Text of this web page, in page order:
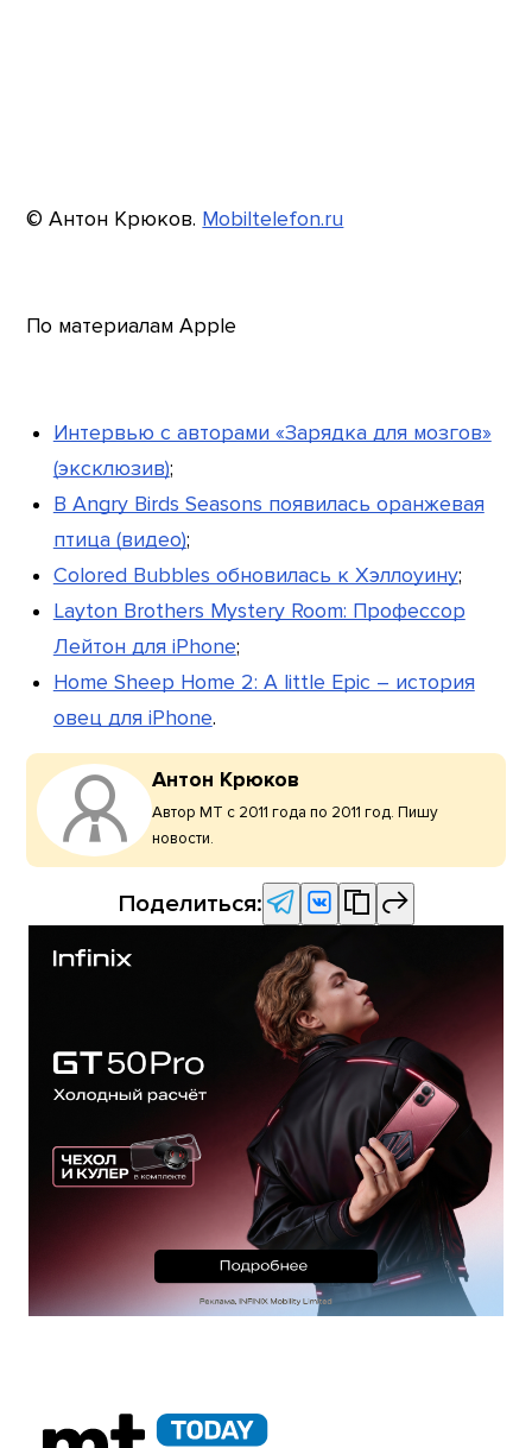
© Антон Крюков. Mobiltelefon.ru
По материалам Apple
Интервью с авторами «Зарядка для мозгов»
(эксклюзив);
В Angry Birds Seasons появилась оранжевая
птица (видео);
Colored Bubbles обновилась к Хэллоуину;
Layton Brothers Mystery Room: Профессор
Лейтон для iPhone;
Home Sheep Home 2: A little Epic – история
овец для iPhone.
Антон Крюков
Автор МТ с 2011 года по 2011 год. Пишу
новости.
Поделиться: